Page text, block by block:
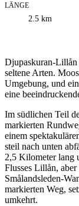
zum
LÄNGE
2.5 km
Djupaskuran-Lillån
seltene Arten.
Umgebung, und
eine
Im südlichen Teil
markierten
einem
steil nach unten
2,5 Kilometer lang
Flusses Lillån,
Smålandsleden-
markierten Weg,
umkehrt.